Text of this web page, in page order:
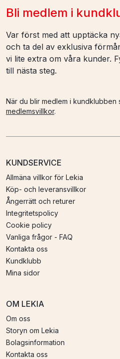
Bli medlem i
Var först med att upptäcka
och ta del av exklusiva
vi lite extra om våra kunder.
till nästa steg.
När du blir medlem i kundklubben
medlemsvillkor.
KUNDSERVICE
Allmäna villkor för Lekia
Köp- och leveransvillkor
Ångerrätt och returer
Integritetspolicy
Cookie policy
Vanliga frågor - FAQ
Kontakta oss
Kundklubb
Mina sidor
OM LEKIA
Om oss
Storyn om Lekia
Bolagsinformation
Kontakta oss